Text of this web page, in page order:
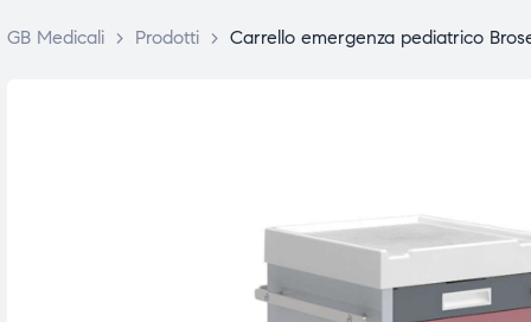
GB Medicali > Prodotti > Carrello emergenza pediatrico